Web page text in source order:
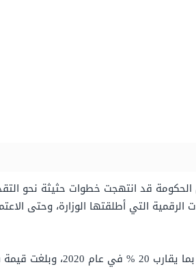
قد انتهجت خطوات حثيثة نحو
التي أطلقتها الوزارة، وحتى
بالإضافة إلى أن الحكومة تهتم بتلك التجارة،